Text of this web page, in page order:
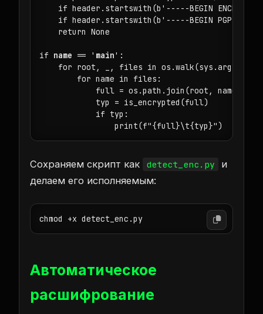
if header.startswith(b'-----BEGIN
if header.startswith(b'-----BEGIN PGP
    return None
if name == ' main':
    for root, _, files in os.walk(sys.argv[1]):
        for name in files:
            full = os.path.join(root, name)
            typ = is_encrypted(full)
            if typ:
Сохраняем скрипт как detect_enc.py
и
делаем его исполняемым:
chmod +x detect_enc.py
Автоматическое
расшифрование